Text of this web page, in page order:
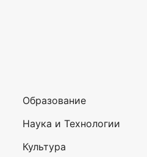
Образование
Наука и Технологии
Культура